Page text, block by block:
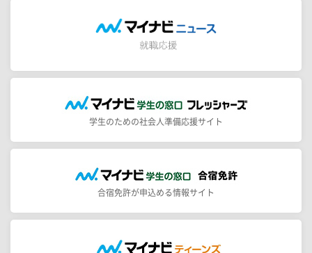
学生のための社会人準備応援サイト
合宿免許が申込める情報サイト